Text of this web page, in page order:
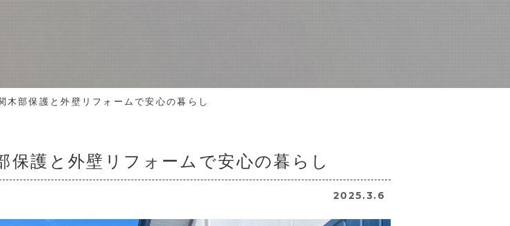
木部保護と外壁リフォームで安心の暮らし
護と外壁リフォームで安心の暮らし
2025.3.6